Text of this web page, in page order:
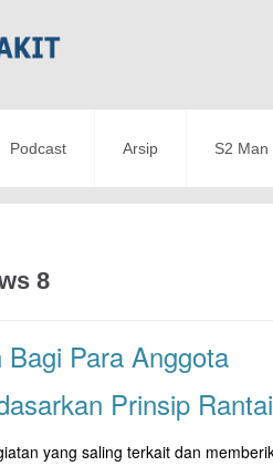
Podcast Arsip S2 Man
8
Para Anggota
Prinsip
yang saling terkait dan